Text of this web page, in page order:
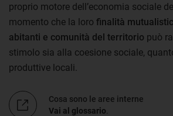
proprio motore dell’economia sociale
momento che la loro finalità
abitanti e comunità del territorio può
stimolo sia alla coesione sociale,
produttive locali.
Cosa sono le aree interne
Vai al glossario